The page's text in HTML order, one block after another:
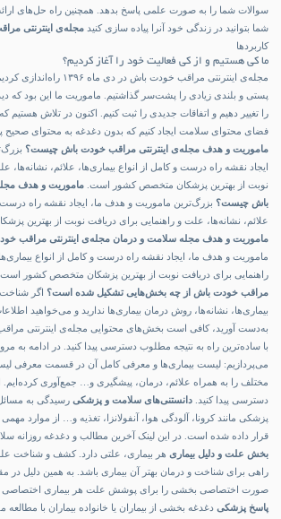
سوالات شما را به صورت علمی پاسخ بدهد. همچنین راه حل‌های
شما بتوانید در زندگی خود آنرا پیاده سازی کنیدمجله‌ی اینترنتی
کاربردها
ما کی هستیم و از کی فعالیت خود را آغاز کردیم؟
مجله‌ی اینترنتی مراقب خودت باش
پستی و بلندی زیادی را پشت‌سر گذاشتیم. ماموریت ما این بود که
را تغییر دهیم و اتفاقات جدیدی را ثبت کنیم. اکنون در تلاش هستیم
فضای محتوای سلامت ایجاد کنیم که بدون دغدغه به محتوای صحیح
ماموریت و هدف مجله‌ی اینترنتی مراقب خودت باش چیست؟
ایجاد نقشه راه درست و کامل از انواع بیماری‌ها، علائم، نشانه‌ها،
نوبت از بهترین پزشکان متخصص کشور است.ماموریت و هدف
باش چیست؟ بزرگ‌ترین ماموریت و هدف ما، ایجاد نقشه راه درست
علائم، نشانه‌ها، علت و راهنمایی برای دریافت نوبت از بهترین
ماموریت و هدف مجله سلامت و درمان مجله‌ی اینترنتی مراقب
ماموریت و هدف ما، ایجاد نقشه راه درست و کامل از انواع
راهنمایی برای دریافت نوبت از بهترین پزشکان متخصص کشور
مراقب خودت باش از چه بخش‌هایی تشکیل شده است؟ اگر
بیماری‌ها، نشانه‌ها، روش درمان بیماری‌ها ندارید و می‌خواهید
به‌دست آورید، کافی است بخش‌های محتوایی مجله‌ی اینترنتی
با ساده‌ترین راه به نتیجه مطلوب دسترسی پیدا کنید. در ادامه به
می‌پردازیم: لیست بیماری‌ها و معرفی کامل آن در قسمت معرفی
مختلف را به همراه علائم، درمان، پیشگیری و… جمع‌آوری کرده‌ایم.
دسترسی پیدا کنید.دانستنی‌های سلامت و پزشکی رسیدگی به
پزشکی مانند کرونا، آلودگی‌ هوا، آنفولانزا، تغذیه و… از موارد
قرار داده شده است. در این لینک آخرین مطالب و دغدغه‌ روزانه
بخش علت و دلیل بیماری هر بیماری، علتی دارد. کشف و شناخت
راهی برای شناخت و درمان بهتر آن بیماری باشد. به همین دلیل در
صورت اختصاصی بخشی را برای پوشش علت هر بیماری اختصاصی
پاسخ پزشکی دغدغه بخشی از بیماران یا خانواده‌ بیماران با